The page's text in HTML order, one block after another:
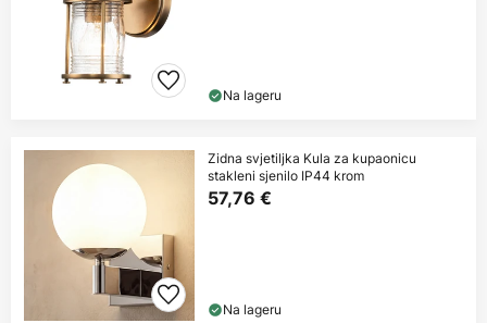
Na lageru
Zidna svjetiljka Kula za kupaonicu
stakleni sjenilo IP44 krom
57,76 €
Na lageru